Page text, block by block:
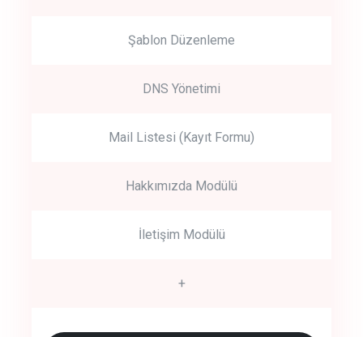
Şablon Düzenleme
DNS Yönetimi
Mail Listesi (Kayıt Formu)
Hakkımızda Modülü
İletişim Modülü
+